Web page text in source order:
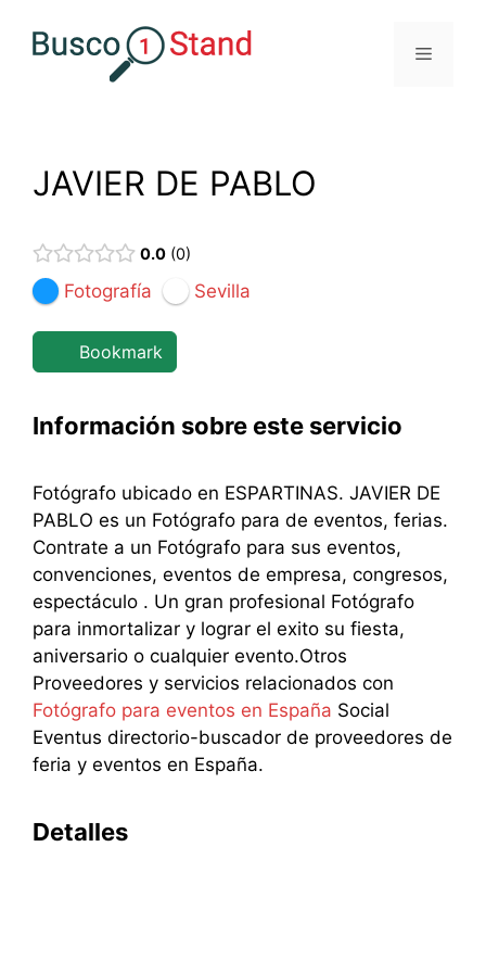
Menú
JAVIER DE PABLO
0.0 0
Fotografía Sevilla
Bookmark
Información sobre este servicio
Fotógrafo ubicado en ESPARTINAS. JAVIER DE
PABLO es un Fotógrafo para de eventos, ferias.
Contrate a un Fotógrafo para sus eventos,
convenciones, eventos de empresa, congresos,
espectáculo . Un gran profesional Fotógrafo
para inmortalizar y lograr el exito su fiesta,
aniversario o cualquier evento.Otros
Proveedores y servicios relacionados con
Fotógrafo para eventos en España Social
Eventus directorio-buscador de proveedores de
feria y eventos en España.
Detalles